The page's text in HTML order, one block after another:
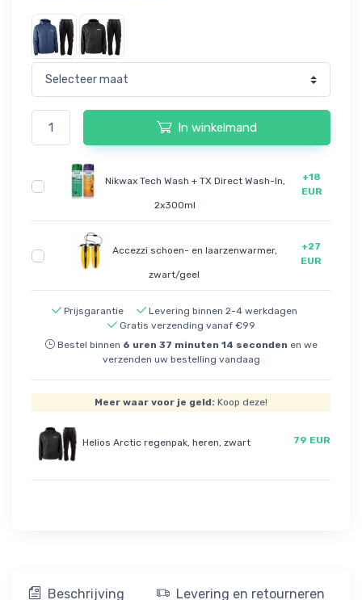
In winkelmand
Nikwax Tech Wash + TX Direct Wash-In,
2x300ml
+18
EUR
Accezzi schoen- en laarzenwarmer,
zwart/geel
+27
EUR
Prijsgarantie
Levering binnen 2-4 werkdagen
Gratis verzending vanaf €99
Bestel binnen 6 uren 37 minuten 13 seconden en we
verzenden uw bestelling vandaag
Meer waar voor je geld: Koop deze!
Helios Arctic regenpak, heren, zwart 79 EUR
Beschrijving Levering en retourneren